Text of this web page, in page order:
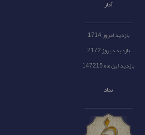
آمار
______________
بازدید امروز 1714
بازدید دیروز 2172
بازدید این ماه 147215
نماد
______________